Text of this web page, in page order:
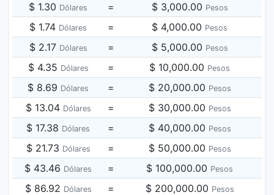
$ 1.30 Dólares = $ 3,000.00 Pesos
$ 1.74 Dólares = $ 4,000.00 Pesos
$ 2.17 Dólares = $ 5,000.00 Pesos
$ 4.35 Dólares = $ 10,000.00 Pesos
$ 8.69 Dólares = $ 20,000.00 Pesos
$ 13.04 Dólares = $ 30,000.00 Pesos
$ 17.38 Dólares = $ 40,000.00 Pesos
$ 21.73 Dólares = $ 50,000.00 Pesos
$ 43.46 Dólares = $ 100,000.00 Pesos
$ 86.92 Dólares = $ 200,000.00 Pesos